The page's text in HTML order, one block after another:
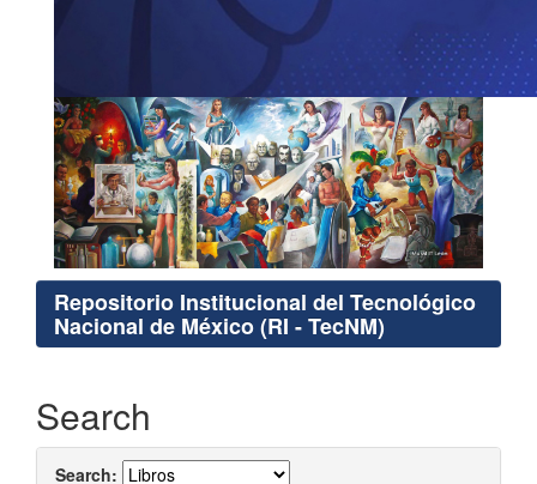
Repositorio Institucional del Tecnológico
Nacional de México (RI - TecNM)
Search
Search: